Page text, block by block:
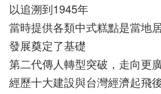
以追溯到1945年
當時提供各類中式糕點是當地
發展奠定了基礎
第二代傳人轉型突破，走向更
經歷十大建設與台灣經濟起飛